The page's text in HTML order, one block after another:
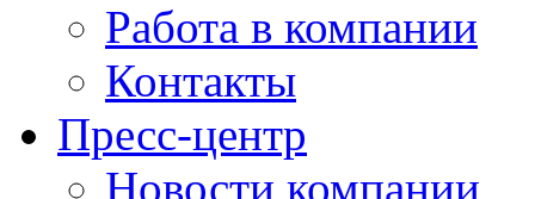
Работа в компании
Контакты
Пресс-центр
Новости компании